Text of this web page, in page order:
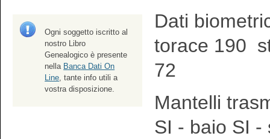
Ogni soggetto iscritto al
nostro Libro
Genealogico è presente
nella Banca Dati On
Line , tante info utili a
vostra disposizione.
Dati
torace 190
72
Mantelli
SI - baio SI -